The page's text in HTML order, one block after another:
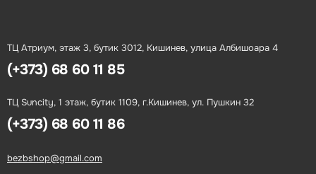
ТЦ Атриум, этаж 3, бутик 3012, Кишинев, улица Албишоара 4
(+373) 68 60 11 85
ТЦ Suncity, 1 этаж, бутик 1109, г.Кишинев, ул. Пушкин 32
(+373) 68 60 11 86
bezbshop@gmail.com